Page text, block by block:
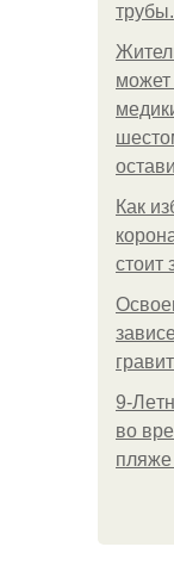
трубы.
может
Как
стоит
9-
во